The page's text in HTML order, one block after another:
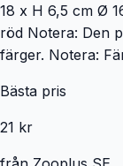
18 x H 6,5 cm Ø
röd Notera: Den
färger. Notera:
Bästa pris
21 kr